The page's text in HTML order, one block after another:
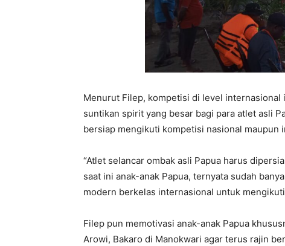
Menurut Filep, kompetisi di level internasional
suntikan spirit yang besar bagi para atlet asli
bersiap mengikuti kompetisi nasional maupun
“Atlet selancar ombak asli Papua harus
saat ini anak-anak Papua, ternyata sudah
modern berkelas internasional untuk
Filep pun memotivasi anak-anak Papua
Arowi, Bakaro di Manokwari agar terus rajin